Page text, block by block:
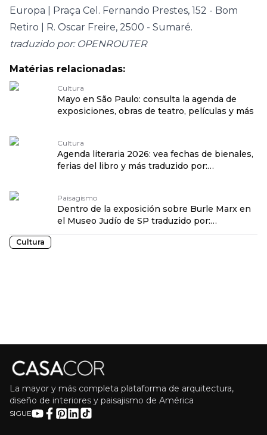
Europa | Praça Cel. Fernando Prestes, 152 - Bom
Retiro | R. Oscar Freire, 2500 - Sumaré.
traduzido por: OPENROUTER
Matérias relacionadas:
Cultura
Mayo en São Paulo: consulta la agenda de
exposiciones, obras de teatro, películas y más
Cultura
Agenda literaria 2026: vea fechas de bienales,
ferias del libro y más traduzido por:
Paisagismo
Dentro de la exposición sobre Burle Marx en
el Museo Judío de SP traduzido por:
OPENROUTER
Cultura
La mayor y más completa plataforma de arquitectura,
diseño de interiores y paisajismo de América
SIGUE